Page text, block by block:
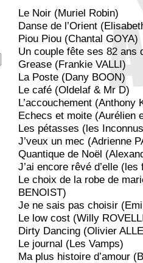
Le Noir (Muriel Robin)
Danse de l’Orient
Piou Piou (Chantal GOYA)
Un couple fête ses 82 ans
Grease (Frankie VALLI)
La Poste (Dany BOON)
Le café (Oldelaf & Mr D)
L’accouchement (Anthony
Echecs et moite (Aurélien
Les pétasses (les
J’veux un mec (Adrienne
Quantique de Noël
J’ai encore rêvé d’elle
Le choix de la robe de
BENOIST)
Je ne sais pas choisir
Le low cost (Willy
Dirty Dancing (Olivier
Le journal (Les Vamps)
Ma plus histoire d’amour